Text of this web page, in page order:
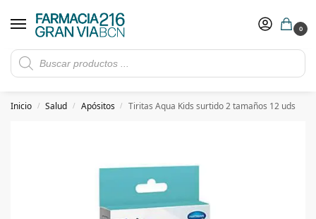
0
Rebajas de verano hasta -30%
​ 5€ de descuento con el cupón 5GRANVIA (compras superiores a 150€)
Inicio / Salud / Apósitos / Tiritas Aqua Kids surtido 2 tamaños 12 uds